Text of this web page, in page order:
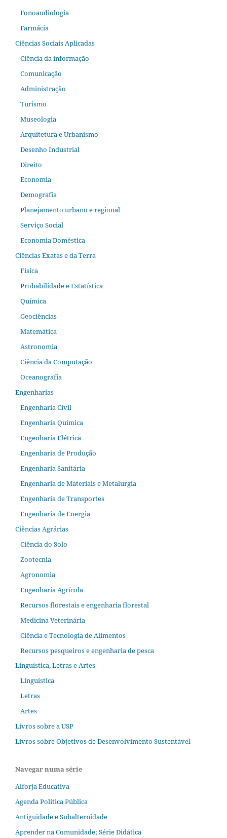
Fonoaudiologia
Farmácia
Ciências Sociais Aplicadas
Ciência da informação
Comunicação
Administração
Turismo
Museologia
Arquitetura e Urbanismo
Desenho Industrial
Direito
Economia
Demografia
Planejamento urbano e regional
Serviço Social
Economia Doméstica
Ciências Exatas e da Terra
Física
Probabilidade e Estatística
Química
Geociências
Matemática
Astronomia
Ciência da Computação
Oceanografia
Engenharias
Engenharia Civil
Engenharia Química
Engenharia Elétrica
Engenharia de Produção
Engenharia Sanitária
Engenharia de Materiais e Metalurgia
Engenharia de Transportes
Engenharia de Energia
Ciências Agrárias
Ciência do Solo
Zootecnia
Agronomia
Engenharia Agrícola
Recursos florestais e engenharia florestal
Medicina Veterinária
Ciência e Tecnologia de Alimentos
Recursos pesqueiros e engenharia de pesca
Linguística, Letras e Artes
Linguística
Letras
Artes
Livros sobre a USP
Livros sobre Objetivos de Desenvolvimento Sustentável
Navegar numa série
Alforja Educativa
Agenda Política Pública
Antiguidade e Subalternidade
Aprender na Comunidade; Série Didática